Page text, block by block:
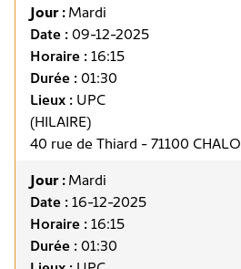
Jour :Mardi
Date :09-12-2025
Horaire :16:15
Durée :01:30
Lieux : UPC
(HILAIRE)
40 rue de Thiard - 71100
Jour :Mardi
Date :16-12-2025
Horaire :16:15
Durée :01:30